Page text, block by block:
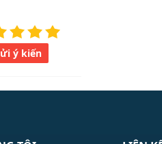
ý kiến